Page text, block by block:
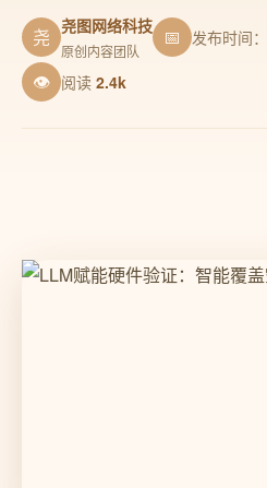
尧 尧图网络科技
原创内容团队
📅 发布时间：
👁 阅读 2.4k